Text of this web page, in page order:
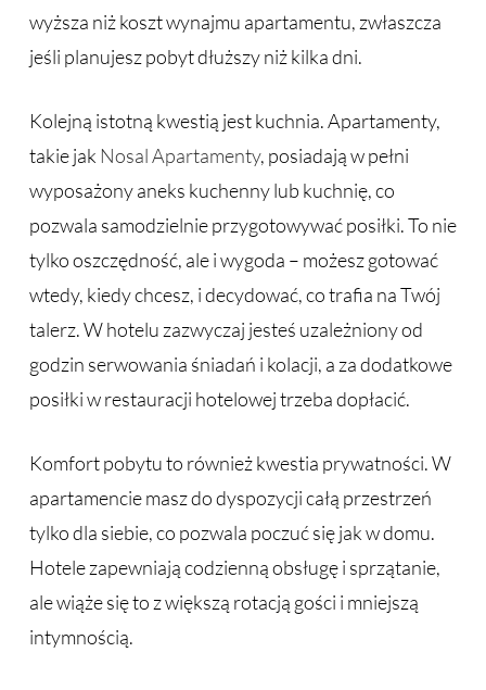
wyższa niż koszt wynajmu apartamentu, zwłaszcza
jeśli planujesz pobyt dłuższy niż kilka dni.
Kolejną istotną kwestią jest kuchnia. Apartamenty,
takie jak Nosal Apartamenty, posiadają w pełni
wyposażony aneks kuchenny lub kuchnię, co
pozwala samodzielnie przygotowywać posiłki. To nie
tylko oszczędność, ale i wygoda – możesz gotować
wtedy, kiedy chcesz, i decydować, co trafia na Twój
talerz. W hotelu zazwyczaj jesteś uzależniony od
godzin serwowania śniadań i kolacji, a za dodatkowe
posiłki w restauracji hotelowej trzeba dopłacić.
Komfort pobytu to również kwestia prywatności. W
apartamencie masz do dyspozycji całą przestrzeń
tylko dla siebie, co pozwala poczuć się jak w domu.
Hotele zapewniają codzienną obsługę i sprzątanie,
ale wiąże się to z większą rotacją gości i mniejszą
intymnością.